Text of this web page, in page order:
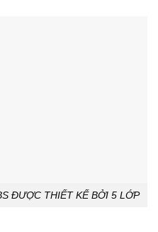
ĐƯỢC THIẾT KẾ BỞI 5 LỚP